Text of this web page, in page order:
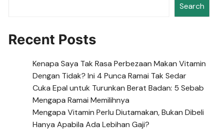
Search
Recent Posts
Kenapa Saya Tak Rasa Perbezaan Makan Vitamin
Dengan Tidak? Ini 4 Punca Ramai Tak Sedar
Cuka Epal untuk Turunkan Berat Badan: 5 Sebab
Mengapa Ramai Memilihnya
Mengapa Vitamin Perlu Diutamakan, Bukan Dibeli
Hanya Apabila Ada Lebihan Gaji?